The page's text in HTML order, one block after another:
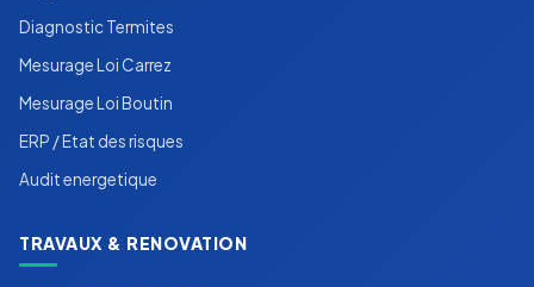
Diagnostic Termites
Mesurage Loi Carrez
Mesurage Loi Boutin
ERP / Etat des risques
Audit energetique
TRAVAUX & RENOVATION